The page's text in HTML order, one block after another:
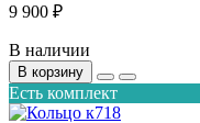
9 900 ₽
В наличии
В корзину
Есть комплект